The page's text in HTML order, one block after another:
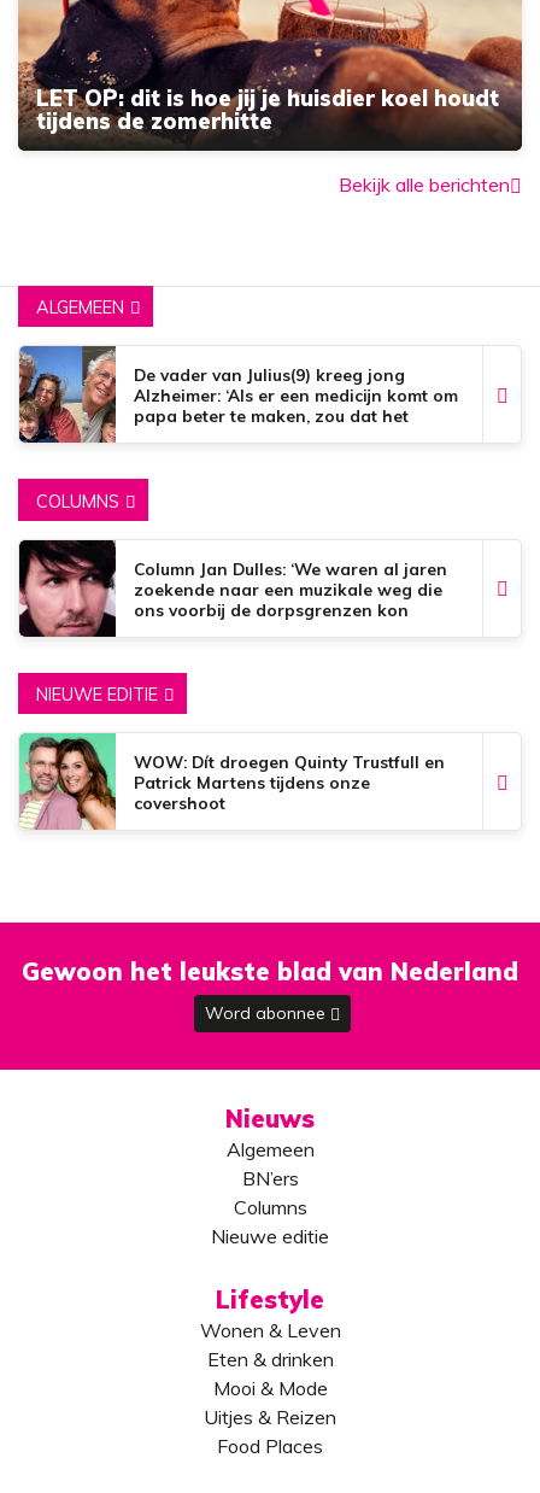
LET OP: dit is hoe jij je huisdier koel houdt
tijdens de zomerhitte
Bekijk alle berichten
ALGEMEEN
De vader van Julius(9) kreeg jong
Alzheimer: ‘Als er een medicijn komt om
papa beter te maken, zou dat het
COLUMNS
Column Jan Dulles: ‘We waren al jaren
zoekende naar een muzikale weg die
ons voorbij de dorpsgrenzen kon
NIEUWE EDITIE
WOW: Dít droegen Quinty Trustfull en
Patrick Martens tijdens onze
covershoot
Gewoon het leukste blad van Nederland
Word abonnee
Nieuws
Algemeen
BN’ers
Columns
Nieuwe editie
Lifestyle
Wonen & Leven
Eten & drinken
Mooi & Mode
Uitjes & Reizen
Food Places